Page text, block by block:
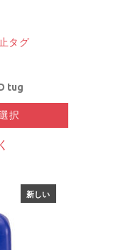
タグ
tug
択
新しい